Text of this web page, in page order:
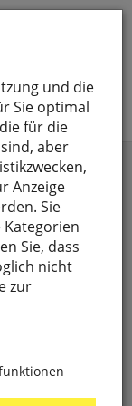
FLASH,
und die
Sie optimal
für die
aber
Anzeige
Sie
Sie, dass
nicht
zur